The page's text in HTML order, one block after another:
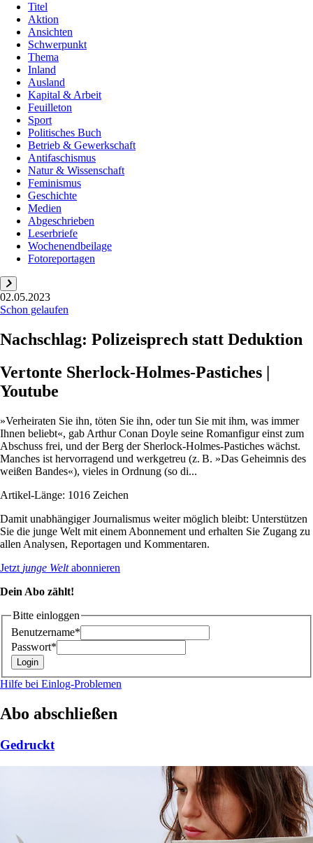
Titel
Aktion
Ansichten
Schwerpunkt
Thema
Inland
Ausland
Kapital & Arbeit
Feuilleton
Sport
Politisches Buch
Betrieb & Gewerkschaft
Antifaschismus
Natur & Wissenschaft
Feminismus
Geschichte
Medien
Abgeschrieben
Leserbriefe
Wochenendbeilage
Fotoreportagen
02.05.2023
Schon gelaufen
Nachschlag: Polizeisprech statt Deduktion
Vertonte Sherlock-Holmes-Pastiches |
Youtube
»Verheiraten Sie ihn, töten Sie ihn, oder tun Sie mit ihm, was immer
Ihnen beliebt«, gab Arthur Conan Doyle seine Romanfigur einst zum
Abschuss frei, und der Berg der Sherlock-Holmes-Pastiches wächst.
Manches ist hervorragend und werkgetreu (z. B. »Das Geheimnis des
weißen Bandes«), vieles in Ordnung (so di...
Artikel-Länge: 1016 Zeichen
Damit unabhängiger Journalismus weiter möglich bleibt: Unterstützen
Sie die junge Welt mit einem Abonnement und erhalten Sie Zugang zu
allen Analysen, Reportagen und Kommentaren.
Jetzt junge Weltabonnieren
Dein Abo zählt!
Bitte einloggen
Benutzername*
Passwort*
Hilfe bei Einlog-Problemen
Abo abschließen
Gedruckt